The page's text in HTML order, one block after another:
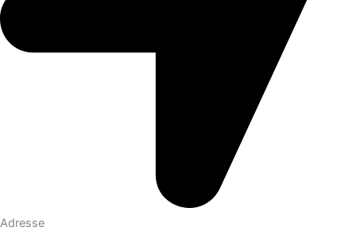
Adresse